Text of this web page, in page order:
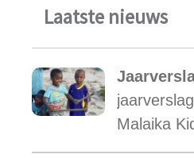
Laatste nieuws
Malaika
met